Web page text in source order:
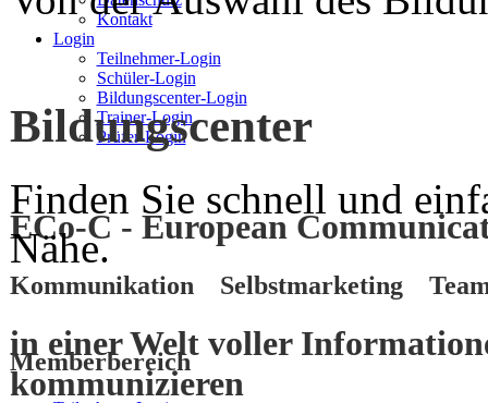
Kontakt
Login
Teilnehmer-Login
Schüler-Login
Bildungscenter-Login
Trainer-Login
Prüfer-Login
ECo-C - European
Kommunikation Selbstmarketing
in einer Welt voller
kommunizieren
Bildungscenter
Finden Sie schnell und
Nähe.
Memberbereich